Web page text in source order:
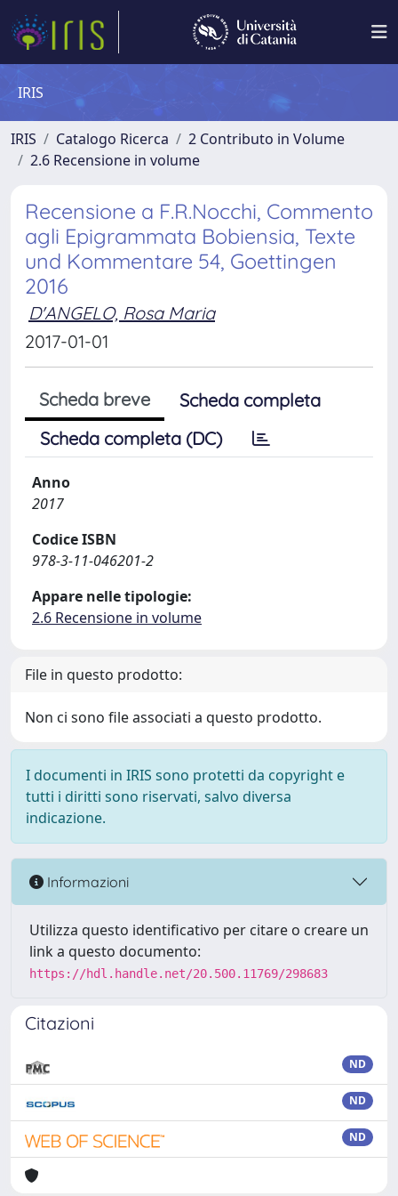
IRIS
IRIS Catalogo Ricerca
2 Contributo in Volume
2.6 Recensione in volume
Recensione a F.R.Nocchi, Commento
agli Epigrammata Bobiensia, Texte
und Kommentare 54, Goettingen
2016
D'ANGELO, Rosa Maria
2017-01-01
Scheda breve
Scheda completa
Scheda completa (DC)
Anno
2017
Codice ISBN
978-3-11-046201-2
Appare nelle tipologie:
2.6 Recensione in volume
File in questo prodotto:
Non ci sono file associati a questo prodotto.
I documenti in IRIS sono protetti da copyright e
tutti i diritti sono riservati, salvo diversa
indicazione.
Informazioni
Utilizza questo identificativo per citare o creare un
link a questo documento:
https://hdl.handle.net/20.500.11769/298683
Citazioni
ND
ND
ND